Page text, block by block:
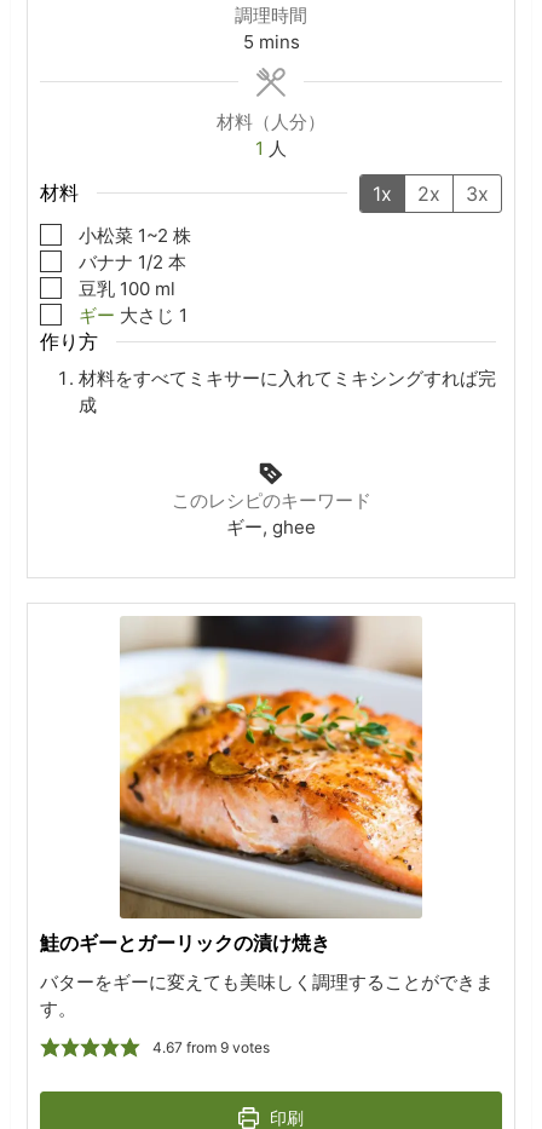
調理時間
5minutes
mins
材料（人分）
1 人
材料 1x 2x 3x
▢
小松菜 1~2 株
▢
バナナ 1/2 本
▢
豆乳 100 ml
▢
ギー 大さじ 1
作り方
材料をすべてミキサーに入れてミキシングすれば完
成
このレシピのキーワード
ギー, ghee
鮭のギーとガーリックの漬け焼き
バターをギーに変えても美味しく調理することができま
す。
4.67 from 9votes
印刷